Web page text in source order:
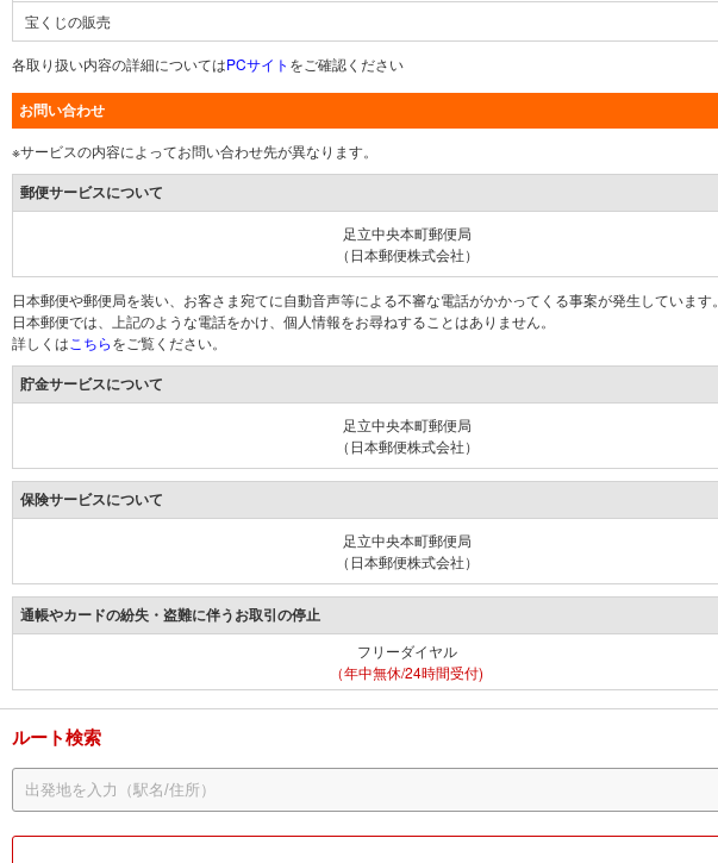
宝くじの販売
各取り扱い内容の詳細についてはPCサイト をご確認ください
お問い合わせ
※サービスの内容によってお問い合わせ先が異なります。
郵便サービスについて
足立中央本町郵便局
（日本郵便株式会社）
日本郵便や郵便局を装い、お客さま宛てに自動音声等による不審な電話がかかってくる事案が発生しています。
日本郵便では、上記のような電話をかけ、個人情報をお尋ねすることはありません。
詳しくは こちらをご覧ください。
貯金サービスについて
足立中央本町郵便局
（日本郵便株式会社）
保険サービスについて
足立中央本町郵便局
（日本郵便株式会社）
通帳やカードの紛失・盗難に伴うお取引の停止
フリーダイヤル
（年中無休/24時間受付)
ルート検索